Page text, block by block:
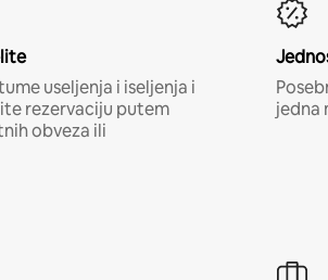
useljenja i iseljenja i
rezervaciju putem
obveza ili
jedna